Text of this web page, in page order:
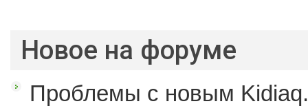
Новое на форуме
Проблемы с новым